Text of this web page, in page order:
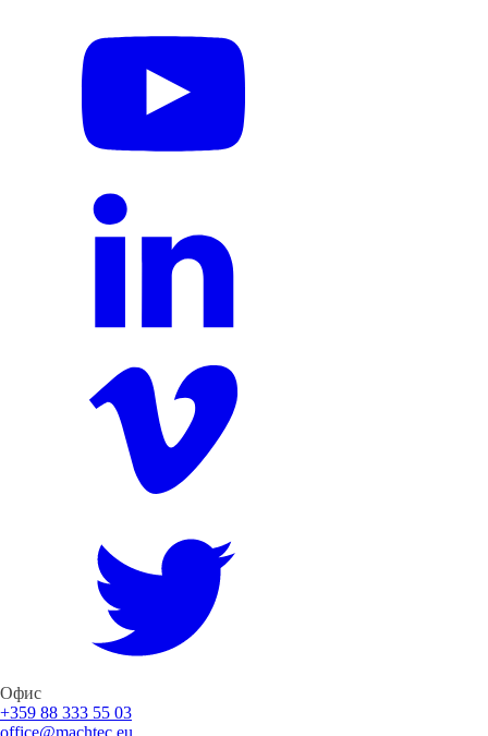
Офис
+359 88 333 55 03
office@machtec.eu